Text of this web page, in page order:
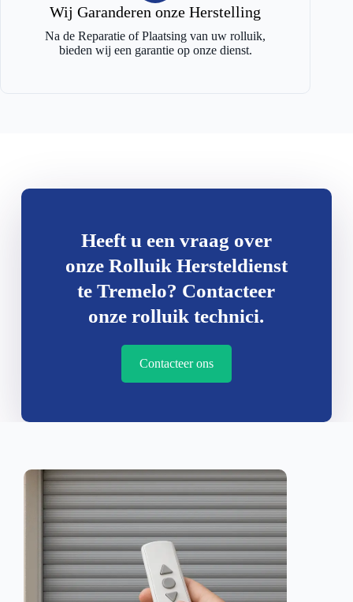
Wij Garanderen onze Herstelling
Na de Reparatie of Plaatsing van uw rolluik,
bieden wij een garantie op onze dienst.
Heeft u een vraag over
onze Rolluik Hersteldienst
te Tremelo? Contacteer
onze rolluik technici.
Contacteer ons